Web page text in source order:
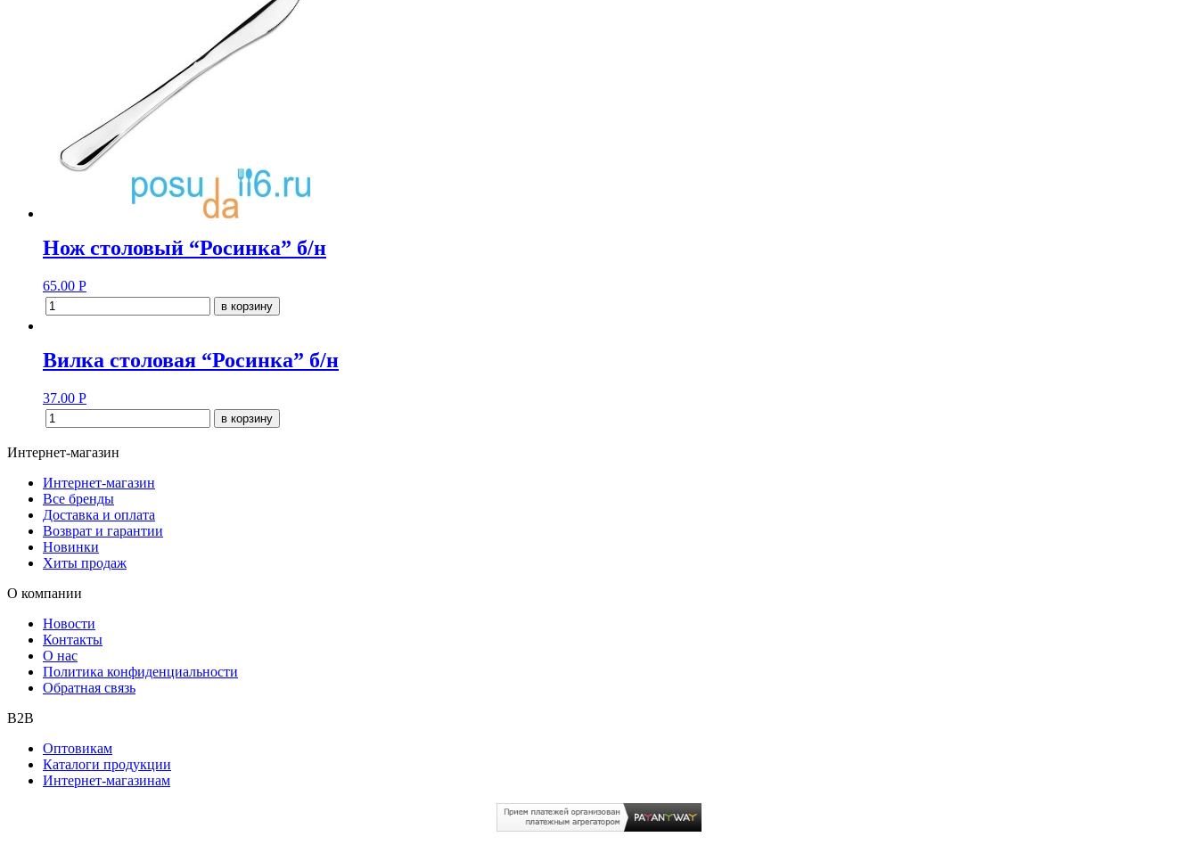
Нож столовый “Росинка” б/н
65.00 Р
в корзину
Вилка столовая “Росинка” б/н
37.00 Р
в корзину
Интернет-магазин
Интернет-магазин
Все бренды
Доставка и оплата
Возврат и гарантии
Новинки
Хиты продаж
О компании
Новости
Контакты
О нас
Политика конфиденциальности
Обратная связь
B2B
Оптовикам
Каталоги продукции
Интернет-магазинам